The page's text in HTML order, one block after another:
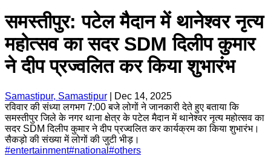
समस्तीपुर: पटेल मैदान में थानेश्वर नृत्य
महोत्सव का सदर SDM दिलीप कुमार
ने दीप प्रज्वलित कर किया शुभारंभ
Samastipur, Samastipur
Dec 14, 2025
रविवार की संध्या लगभग 7:00 बजे लोगों ने जानकारी देते हुए बताया कि
समस्तीपुर जिले के नगर थाना क्षेत्र के पटेल मैदान में थानेश्वर नृत्य महोत्सव का
सदर SDM दिलीप कुमार ने दीप प्रज्वलित कर कार्यक्रम का किया शुभारंभ।
सैकड़ो की संख्या में लोगों की जुटी भीड़।
#entertainment#national #others